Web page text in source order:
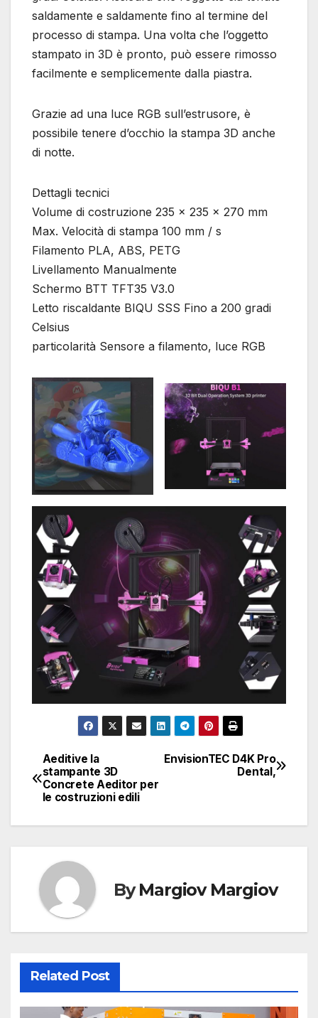
saldamente e saldamente fino al termine del
processo di stampa. Una volta che l’oggetto
stampato in 3D è pronto, può essere rimosso
facilmente e semplicemente dalla piastra.
Grazie ad una luce RGB sull’estrusore, è
possibile tenere d’occhio la stampa 3D anche
di notte.
Dettagli tecnici
Volume di costruzione 235 x 235 x 270 mm
Max. Velocità di stampa 100 mm / s
Filamento PLA, ABS, PETG
Livellamento Manualmente
Schermo BTT TFT35 V3.0
Letto riscaldante BIQU SSS Fino a 200 gradi
Celsius
particolarità Sensore a filamento, luce RGB
Navigazione
articoli
EnvisionTEC D4K Pro
Dental,
Aeditive la
stampante 3D
Concrete Aeditor per
le costruzioni edili
ByMargiov Margiov
Related Post